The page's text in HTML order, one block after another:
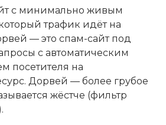
с минимально живым
трафик идёт на
— это спам-сайт под
с автоматическим
посетителя на
Дорвей — более грубое
жёстче (фильтр